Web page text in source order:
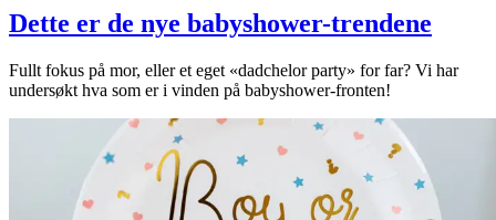
Dette er de nye babyshower-trendene
Fullt fokus på mor, eller et eget «dadchelor party» for far? Vi har
undersøkt hva som er i vinden på babyshower-fronten!